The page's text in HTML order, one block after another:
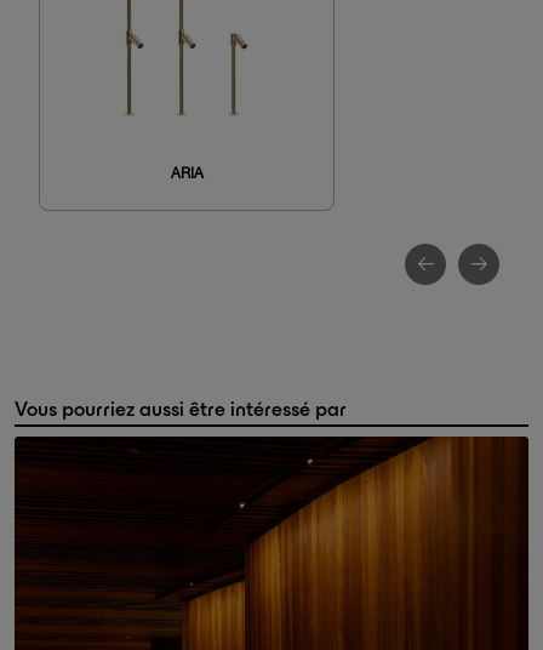
ARIA
Vous pourriez aussi être intéressé par